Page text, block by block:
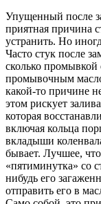
Упущенный после
приятная причина
устранить. Но
Часто стук после
сколько
промывочным
какой-то причине
этом рискует
которая
включая кольца
вкладыши
бывает. Лучшее,
«пятиминутка» со
нибудь его
отправить его в